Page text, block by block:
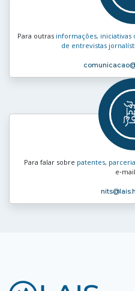
Para outras informações, iniciativas
de entrevistas
comunicacao
Para falar sobre patentes,
nits